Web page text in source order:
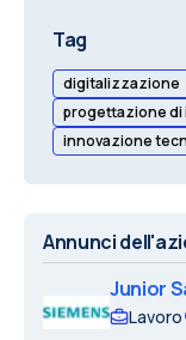
Tag
digitalizzazione
progettazione
innovazione
Annunci
Junior
Lavoro